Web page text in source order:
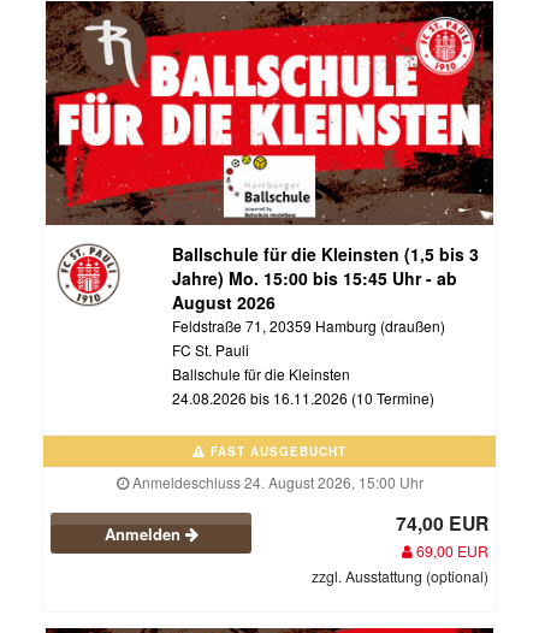
Ballschule für die Kleinsten (1,5 bis 3
Jahre) Mo. 15:00 bis 15:45 Uhr - ab
August 2026
Feldstraße 71, 20359 Hamburg (draußen)
FC St. Pauli
Ballschule für die Kleinsten
24.08.2026 bis 16.11.2026 (10 Termine)
FAST AUSGEBUCHT
Anmeldeschluss 24. August 2026, 15:00 Uhr
Anmelden 74,00 EUR
69,00 EUR
zzgl. Ausstattung (optional)